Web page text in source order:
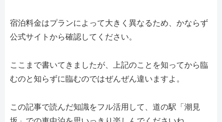
宿泊料金はプランによって大きく異なるため、かならず
公式サイトから確認してください。
ここまで書いてきましたが、上記のことを知ってから臨
むのと知らずに臨むのではぜんぜん違いますよ。
この記事で読んだ知識をフル活用して、道の駅「潮見